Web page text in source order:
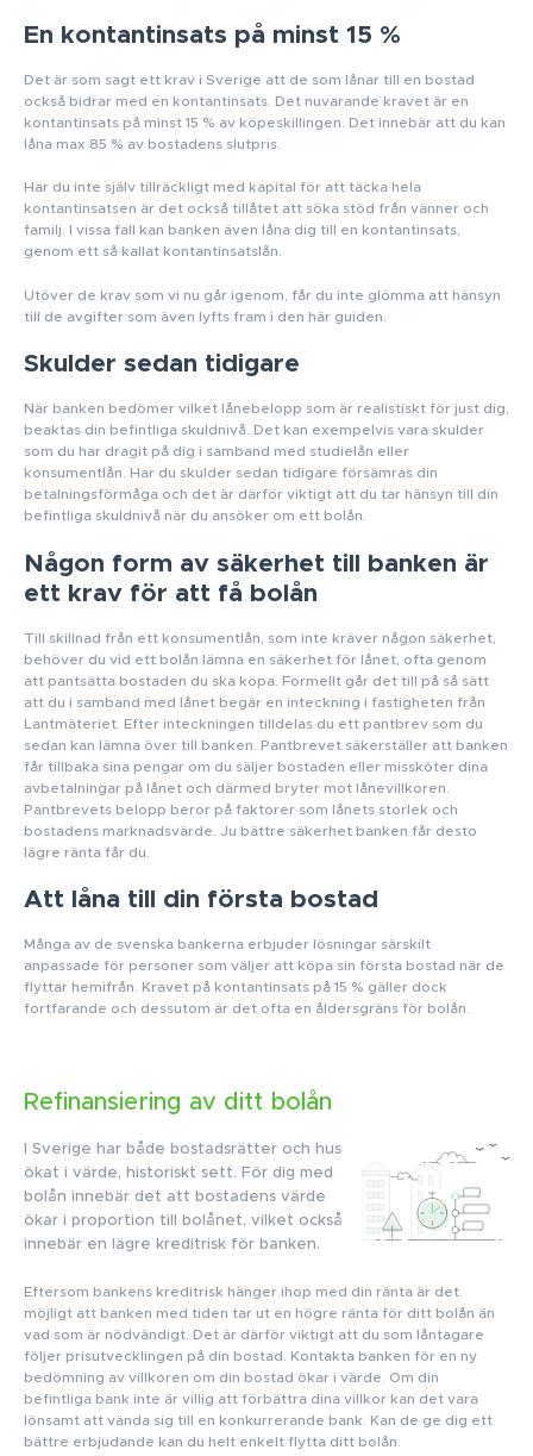
En kontantinsats på minst 15 %
Det är som sagt ett krav i Sverige att de som lånar till en bostad
också bidrar med en kontantinsats. Det nuvarande kravet är en
kontantinsats på minst 15 % av köpeskillingen. Det innebär att du kan
låna max 85 % av bostadens slutpris.
Har du inte själv tillräckligt med kapital för att täcka hela
kontantinsatsen är det också tillåtet att söka stöd från vänner och
familj. I vissa fall kan banken även låna dig till en kontantinsats,
genom ett så kallat kontantinsatslån.
Utöver de krav som vi nu går igenom, får du inte glömma att hänsyn
till de avgifter som även lyfts fram i den här guiden.
Skulder sedan tidigare
När banken bedömer vilket lånebelopp som är realistiskt för just dig,
beaktas din befintliga skuldnivå. Det kan exempelvis vara skulder
som du har dragit på dig i samband med studielån eller
konsumentlån. Har du skulder sedan tidigare försämras din
betalningsförmåga och det är därför viktigt att du tar hänsyn till din
befintliga skuldnivå när du ansöker om ett bolån.
Någon form av säkerhet till banken är
ett krav för att få bolån
Till skillnad från ett konsumentlån, som inte kräver någon säkerhet,
behöver du vid ett bolån lämna en säkerhet för lånet, ofta genom
att pantsätta bostaden du ska köpa. Formellt går det till på så sätt
att du i samband med lånet begär en inteckning i fastigheten från
Lantmäteriet. Efter inteckningen tilldelas du ett pantbrev som du
sedan kan lämna över till banken. Pantbrevet säkerställer att banken
får tillbaka sina pengar om du säljer bostaden eller missköter dina
avbetalningar på lånet och därmed bryter mot lånevillkoren.
Pantbrevets belopp beror på faktorer som lånets storlek och
bostadens marknadsvärde. Ju bättre säkerhet banken får desto
lägre ränta får du.
Att låna till din första bostad
Många av de svenska bankerna erbjuder lösningar särskilt
anpassade för personer som väljer att köpa sin första bostad när de
flyttar hemifrån. Kravet på kontantinsats på 15 % gäller dock
fortfarande och dessutom är det ofta en åldersgräns för bolån.
Refinansiering av ditt bolån
I Sverige har både bostadsrätter och hus
ökat i värde, historiskt sett. För dig med
bolån innebär det att bostadens värde
ökar i proportion till bolånet, vilket också
innebär en lägre kreditrisk för banken.
Eftersom bankens kreditrisk hänger ihop med din ränta är det
möjligt att banken med tiden tar ut en högre ränta för ditt bolån än
vad som är nödvändigt. Det är därför viktigt att du som låntagare
följer prisutvecklingen på din bostad. Kontakta banken för en ny
bedömning av villkoren om din bostad ökar i värde. Om din
befintliga bank inte är villig att förbättra dina villkor kan det vara
lönsamt att vända sig till en konkurrerande bank. Kan de ge dig ett
bättre erbjudande kan du helt enkelt flytta ditt bolån.